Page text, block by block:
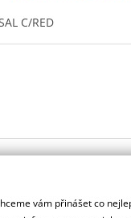
C/RED
vám přinášet co